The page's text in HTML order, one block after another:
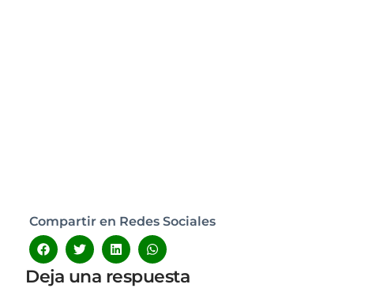
Compartir en Redes Sociales
Deja una respuesta